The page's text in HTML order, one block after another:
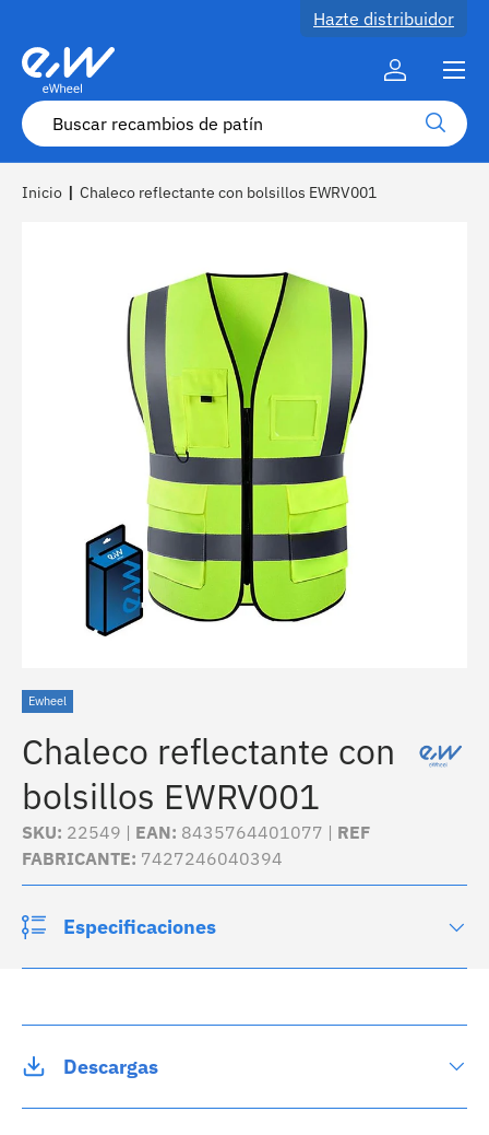
Ir al contenido
Hazte distribuidor
Buscar Buscar
Cuenta
Menú
Inicio | Chaleco reflectante con bolsillos EWRV001
Ewheel
Chaleco reflectante con
bolsillos EWRV001
SKU: 22549 | EAN: 8435764401077 | REF
FABRICANTE: 7427246040394
Especificaciones
Descargas